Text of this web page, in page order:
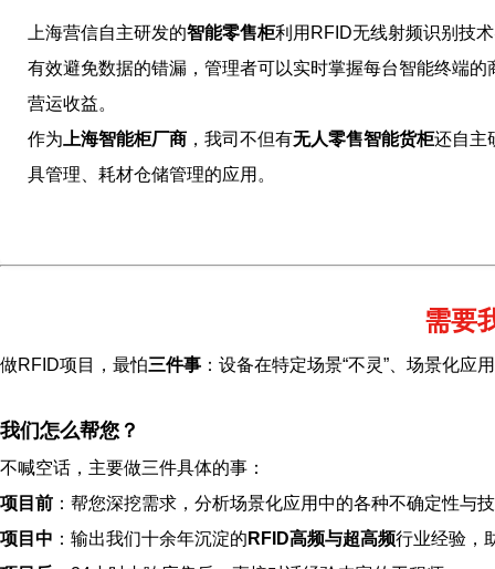
上海营信自主研发的智能零售柜利用RFID无线射频识别技
有效避免数据的错漏，管理者可以实时掌握每台智能终端
营运收益。
作为 上海智能柜厂商 ，我司不但有无人零售智能货柜还自主
具管理、耗材仓储管理的应用。
需要
做RFID项目，最怕三件事 ：设备在特定场景“不灵”、场景化
我们怎么帮您？
不喊空话，主要做三件具体的事：
项目前 ：帮您深挖需求，分析场景化应用中的各种不确定性与
项目中 ：输出我们十余年沉淀的 RFID高频与超高频行业经验，